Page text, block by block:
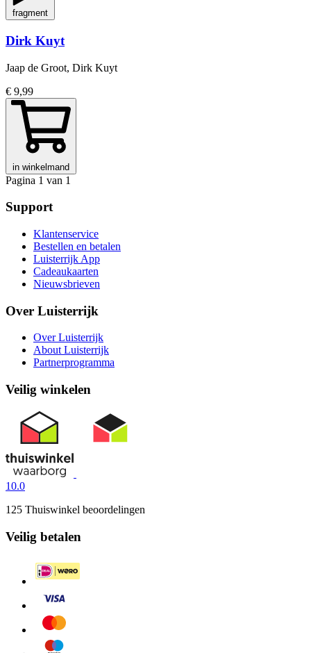
fragment
Dirk Kuyt
Jaap de Groot, Dirk Kuyt
€ 9,99
in winkelmand
Pagina 1 van 1
Support
Klantenservice
Bestellen en betalen
Luisterrijk App
Cadeaukaarten
Nieuwsbrieven
Over Luisterrijk
Over Luisterrijk
About Luisterrijk
Partnerprogramma
Veilig winkelen
10.0
125 Thuiswinkel beoordelingen
Veilig betalen